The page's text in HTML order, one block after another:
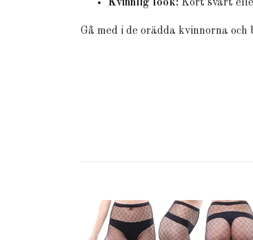
Kvinnlig look: Kort svart
Gå med i de orädda kvinnorna